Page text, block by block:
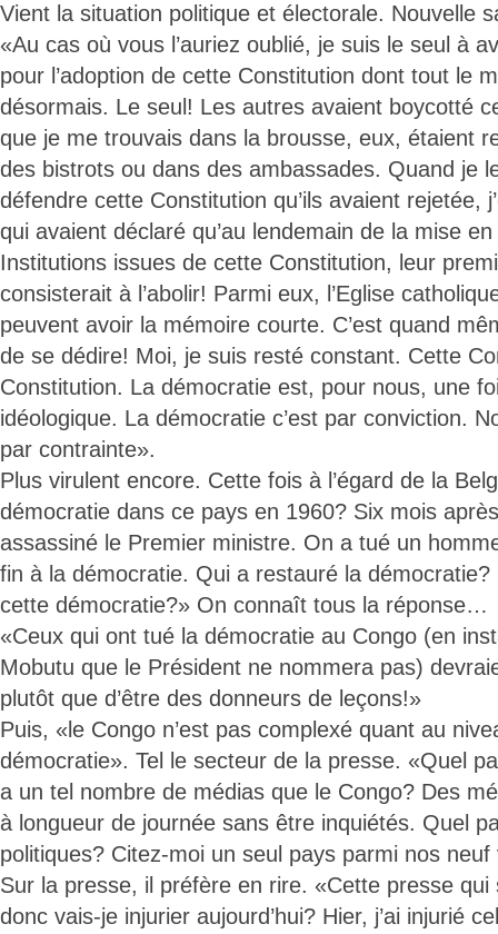
Vient la situation politique et électorale. Nouvelle
«Au cas où vous l’auriez oublié, je suis le seul à
pour l’adoption de cette Constitution dont tout le
désormais. Le seul! Les autres avaient boycotté
que je me trouvais dans la brousse, eux, étaient
des bistrots ou dans des ambassades. Quand je
défendre cette Constitution qu’ils avaient rejetée,
qui avaient déclaré qu’au lendemain de la mise
Institutions issues de cette Constitution, leur
consisterait à l’abolir! Parmi eux, l’Eglise
peuvent avoir la mémoire courte. C’est quand
de se dédire! Moi, je suis resté constant. Cette
Constitution. La démocratie est, pour nous, une
idéologique. La démocratie c’est par conviction.
par contrainte».
Plus virulent encore. Cette fois à l’égard de la
démocratie dans ce pays en 1960? Six mois
assassiné le Premier ministre. On a tué un
fin à la démocratie. Qui a restauré la
cette démocratie?» On connaît tous la réponse…
«Ceux qui ont tué la démocratie au Congo (en
Mobutu que le Président ne nommera pas)
plutôt que d’être des donneurs de leçons!»
Puis, «le Congo n’est pas complexé quant au
démocratie». Tel le secteur de la presse. «Quel
a un tel nombre de médias que le Congo? Des
à longueur de journée sans être inquiétés. Quel
politiques? Citez-moi un seul pays parmi nos neuf
Sur la presse, il préfère en rire. «Cette presse
donc vais-je injurier aujourd’hui? Hier, j’ai injurié